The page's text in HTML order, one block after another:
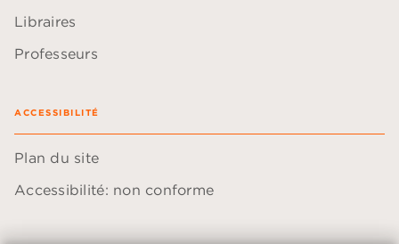
Libraires
Professeurs
ACCESSIBILITÉ
Plan du site
Accessibilité: non conforme